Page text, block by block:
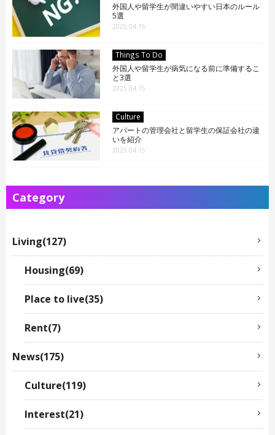
外国人や留学生が間違いやすい日本のルール
5選
2025.04.15
Things To Do
外国人や留学生が病気になる前に準備するこ
と3選
2025.04.15
Culture
アパートの管理会社と留学生の保証会社の違
いを紹介
2025.04.15
Category
Living(127)
Housing(69)
Place to live(35)
Rent(7)
News(175)
Culture(119)
Interest(21)
CONTACT